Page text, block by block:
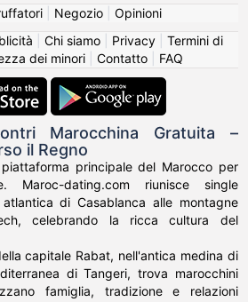
| Negozio| Opinioni
Chi siamo| Privacy| Termini di
dei minori| Contatto| FAQ
Marocchina Gratuita –
il Regno
principale del Marocco per
Maroc-dating.com riunisce single
di Casablanca alle montagne
celebrando la ricca cultura del
capitale Rabat, nell'antica medina di
di Tangeri, trova marocchini
famiglia, tradizione e relazioni